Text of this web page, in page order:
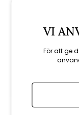
Cinas
VI
För att ge